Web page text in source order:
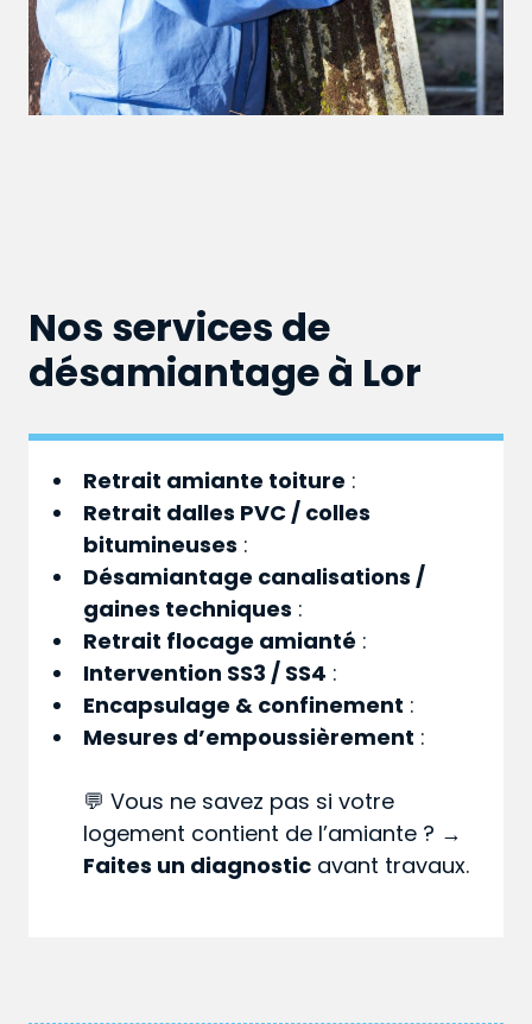
Nos services de
désamiantage à Lor
Retrait amiante toiture :
Retrait dalles PVC / colles
bitumineuses :
Désamiantage canalisations /
gaines techniques :
Retrait flocage amianté :
Intervention SS3 / SS4 :
Encapsulage & confinement :
Mesures d’empoussièrement :
💬 Vous ne savez pas si votre
logement contient de l’amiante ? →
Faites un diagnostic avant travaux.